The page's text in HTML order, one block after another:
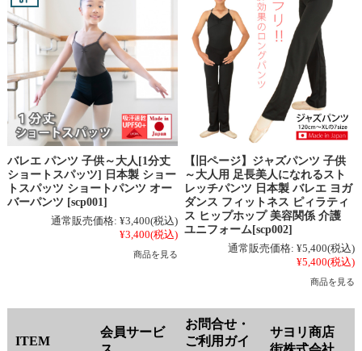
バレエ パンツ 子供～大人[1分丈
ショートスパッツ] 日本製 ショー
トスパッツ ショートパンツ オー
バーパンツ [scp001]
通常販売価格: ¥3,400(税込)
¥3,400(税込)
商品を見る
【旧ページ】ジャズパンツ 子供
～大人用 足長美人になれるスト
レッチパンツ 日本製 バレエ ヨガ
ダンス フィットネス ピィラティ
ス ヒップホップ 美容関係 介護
ユニフォーム[scp002]
通常販売価格: ¥5,400(税込)
¥5,400(税込)
商品を見る
ITEM
会員サービ
お問合せ・
ご利用ガイ
サヨリ商店